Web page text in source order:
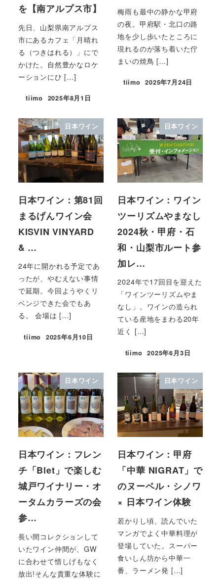
を【南アルプス市】
先日、山梨県南アルプス
市にあるカフェ「月晴れ
る（つきはれる）」にで
かけた。自然豊かなロケ
ーションにひ […]
tiimo 2025年8月1日
梅雨も最中の静かな甲府
の夜。甲府駅・北口の路
地を少し歩いたところに
現れるのが落ち着いた佇
まいの焼鳥 […]
tiimo 2025年7月24日
日本ワイン
日本ワイン：第81回
まるげんワイン会
KISVIN VINYARD
& …
24年に開かれる予定であ
ったが、やむえない事情
で延期。今回ようやくリ
ベンジできた会でもあ
る。 会場は […]
tiimo 2025年6月10日
日本ワイン
日本ワイン：ワイン
ツーリズムやまなし
2024秋・甲府・石
和・山梨市ルート参
加レ…
2024年で17回目を迎えた
「ワインツーリズムやま
なし」。ワインの造られ
ている産地をまわる20年
近く […]
tiimo 2025年6月3日
日本ワイン
日本ワイン：フレン
チ「Blet」で楽しむ
城戸ワイナリー・オ
ータムカラーズの会
参…
長い間コレクションして
いたワイン仲間が、GW
に合わせて惜しげもなく
放出!そんな貴重な体験に
日本ワイン
日本ワイン：甲府
「中華 NIGRAT」で
のヌーベル・シノワ
× 日本ワイン体験
若かりし頃、読んでいた
マンガでよく中華料理が
登場していた。スーパー
食いしん坊から中華一
番、ラーメン発 […]